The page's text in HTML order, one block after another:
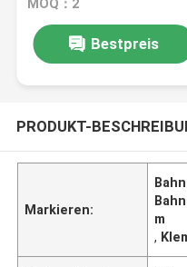
MOQ：2
Bestpreis
PRODUKT-
Markieren:
m
,